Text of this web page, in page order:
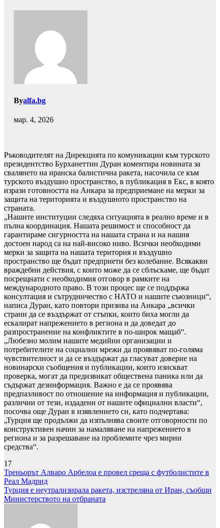
Byalfa.bg
мар. 4, 2026
Ръководителят на Дирекцията по комуникации към турското
президентство Бурханеттин Дуран коментира новината за
свалянето на иранска балистична ракета, насочила се към
турското въздушно пространство, в публикация в Екс, в която
изрази готовността на Анкара за предприемане на мерки за
защита на територията и въздушното пространство на
страната.
„Нашите институции следяха ситуацията в реално време и в
пълна координация. Нашата решимост и способност да
гарантираме сигурността на нашата страна и на нашия
достоен народ са на най-високо ниво. Всички необходими
мерки за защита на нашата територия и въздушно
пространство ще бъдат предприети без колебание. Всякакви
враждебни действия, с които може да се сблъскаме, ще бъдат
посрещнати с необходимия отговор в рамките на
международното право. В този процес ще се поддържа
консултация и сътрудничество с НАТО и нашите съюзници“,
написа Дуран, като повтори призива на Анкара „всички
страни да се въздържат от стъпки, които биха могли да
ескалират напрежението в региона и да доведат до
разпространение на конфликтите в по-широк мащаб“.
„Любезно молим нашите медийни организации и
потребителите на социални мрежи да проявяват по-голяма
чувствителност и да се въздържат да гласуват доверие на
новинарски съобщения и публикации, които изискват
проверка, могат да предизвикат обществена паника или да
съдържат дезинформация. Важно е да се проявява
предпазливост по отношение на информация и публикации,
различни от тези, издадени от нашите официални власти“,
посочва още Дуран в изявлението си, като подчертава:
„Турция ще продължи да изпълнява своите отговорности по
конструктивен начин за намаляване на напрежението в
региона и за разрешаване на проблемите чрез мирни
средства“.
17
Навигация
Треньорът Алваро Арбелоа е провел среща с футболистите в
Реал Мадрид
Турция е неутрализирала ракета, изстреляна от Иран, съобщи
Министерството на отбраната